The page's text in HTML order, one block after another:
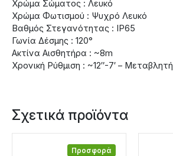
Χρώμα Σώματος : Λευκό
Χρώμα Φωτισμού : Ψυχρό Λευκό
Βαθμός Στεγανότητας : IP65
Γωνία Δέσμης : 120°
Ακτίνα Αισθητήρα : ~8m
Χρονική Ρύθμιση : ~12″-7′ – Μεταβλητή
Σχετικά προϊόντα
Προσφορά